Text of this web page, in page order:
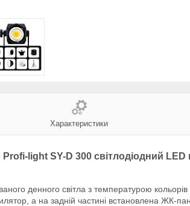
Характеристики
Profi-light SY-D 300 світлодіодний LED
денного світла з температурою
а на задній частині встановлена ЖК-